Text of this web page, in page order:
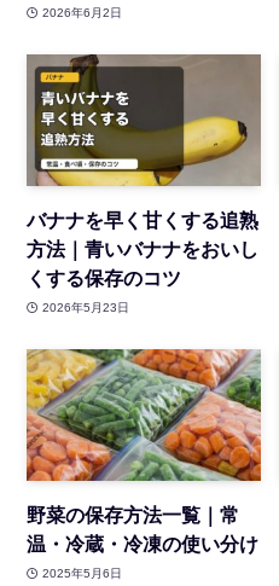
2026年6月2日
バナナを早く甘くする追熟
方法｜青いバナナをおいし
くする保存のコツ
2026年5月23日
野菜の保存方法一覧｜常
温・冷蔵・冷凍の使い分け
2025年5月6日